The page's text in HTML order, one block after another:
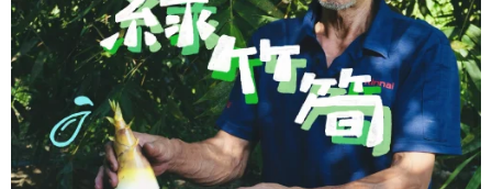
查看商品詳情 加入購物車